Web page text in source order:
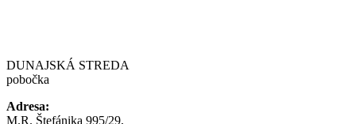
DUNAJSKÁ STREDA
pobočka
Adresa:
M.R. Štefánika 995/29,